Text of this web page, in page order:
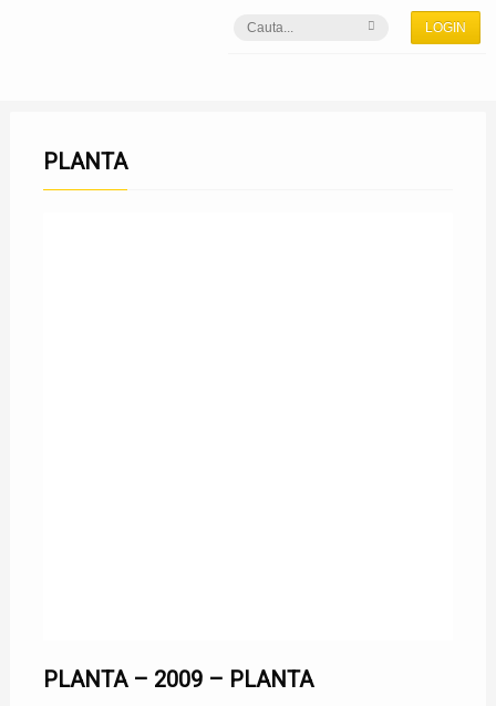
LOGIN
PLANTA
PLANTA – 2009 – PLANTA